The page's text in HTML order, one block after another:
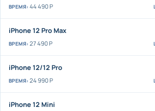
44 490 Р
iPhone 12 Pro Max
27 490 Р
iPhone 12/12 Pro
24 990 Р
iPhone 12 Mini